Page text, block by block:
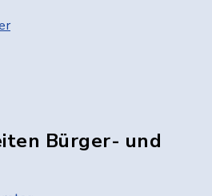
Bürger- und